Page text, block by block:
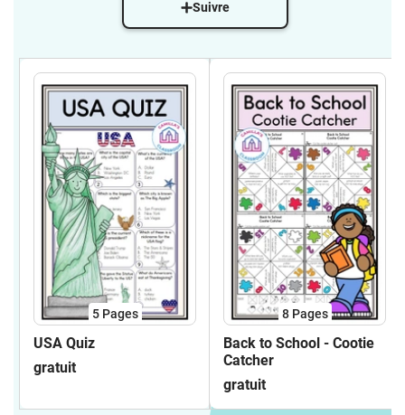
Suivre
5 Pages
USA Quiz
gratuit
8 Pages
Back to School - Cootie
Catcher
gratuit